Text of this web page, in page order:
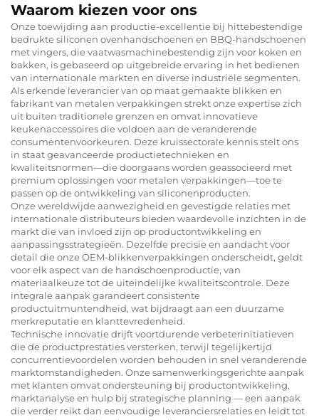
Waarom kiezen voor ons
Onze toewijding aan productie-excellentie bij hittebestendige
bedrukte siliconen ovenhandschoenen en BBQ-handschoenen
met vingers, die vaatwasmachinebestendig zijn voor koken en
bakken, is gebaseerd op uitgebreide ervaring in het bedienen
van internationale markten en diverse industriële segmenten.
Als erkende leverancier van op maat gemaakte blikken en
fabrikant van metalen verpakkingen strekt onze expertise zich
uit buiten traditionele grenzen en omvat innovatieve
keukenaccessoires die voldoen aan de veranderende
consumentenvoorkeuren. Deze kruissectorale kennis stelt ons
in staat geavanceerde productietechnieken en
kwaliteitsnormen—die doorgaans worden geassocieerd met
premium oplossingen voor metalen verpakkingen—toe te
passen op de ontwikkeling van siliconenproducten.
Onze wereldwijde aanwezigheid en gevestigde relaties met
internationale distributeurs bieden waardevolle inzichten in de
markt die van invloed zijn op productontwikkeling en
aanpassingsstrategieën. Dezelfde precisie en aandacht voor
detail die onze OEM-blikkenverpakkingen onderscheidt, geldt
voor elk aspect van de handschoenproductie, van
materiaalkeuze tot de uiteindelijke kwaliteitscontrole. Deze
integrale aanpak garandeert consistente
productuitmuntendheid, wat bijdraagt aan een duurzame
merkreputatie en klanttevredenheid.
Technische innovatie drijft voortdurende verbeterinitiatieven
die de productprestaties versterken, terwijl tegelijkertijd
concurrentievoordelen worden behouden in snel veranderende
marktomstandigheden. Onze samenwerkingsgerichte aanpak
met klanten omvat ondersteuning bij productontwikkeling,
marktanalyse en hulp bij strategische planning — een aanpak
die verder reikt dan eenvoudige leveranciersrelaties en leidt tot